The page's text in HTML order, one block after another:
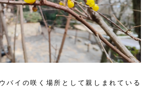
バイの咲く場所として親しまれている